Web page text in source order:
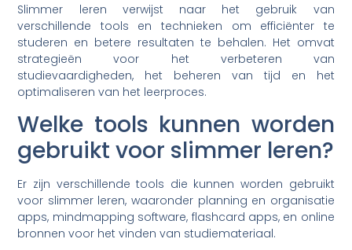
Slimmer leren verwijst naar het gebruik van
verschillende tools en technieken om efficiënter te
studeren en betere resultaten te behalen. Het omvat
strategieën voor het verbeteren van
studievaardigheden, het beheren van tijd en het
optimaliseren van het leerproces.
Welke tools kunnen worden
gebruikt voor slimmer leren?
Er zijn verschillende tools die kunnen worden gebruikt
voor slimmer leren, waaronder planning en organisatie
apps, mindmapping software, flashcard apps, en online
bronnen voor het vinden van studiemateriaal.